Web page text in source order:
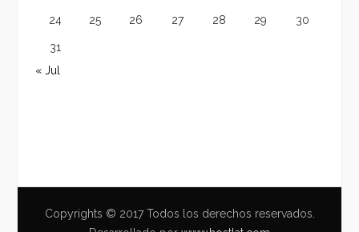
24 25 26 27 28 29 30
31
« Jul
Copyrights © 2017 Todos los derechos reservados.